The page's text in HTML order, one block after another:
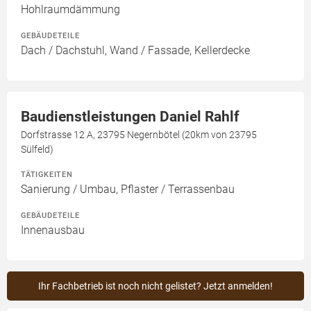
Hohlraumdämmung
GEBÄUDETEILE
Dach / Dachstuhl, Wand / Fassade, Kellerdecke
Baudienstleistungen Daniel Rahlf
Dorfstrasse 12 A, 23795 Negernbötel (20km von 23795
Sülfeld)
TÄTIGKEITEN
Sanierung / Umbau, Pflaster / Terrassenbau
GEBÄUDETEILE
Innenausbau
Ihr Fachbetrieb ist noch nicht gelistet? Jetzt anmelden!